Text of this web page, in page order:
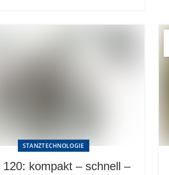
STANZTECHNOLOGIE
120: kompakt – schnell –